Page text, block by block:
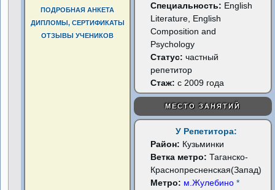
ПОДРОБНАЯ АНКЕТА
ДИПЛОМЫ, СЕРТИФИКАТЫ
ОТЗЫВЫ УЧЕНИКОВ
Специальность: English
Literature, English
Composition and
Psychology
Статус:частный
репетитор
Стаж: с 2009 года
МЕСТО ЗАНЯТИЙ
У Репетитора:
Район: Кузьминки
Ветка метро:Таганско-
Краснопресненская(Запад)
Метро: м.Жулебино *